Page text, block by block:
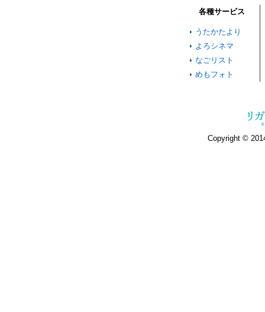
各種サービス
うたかたより
よろシネマ
なごリスト
めもフォト
Copyright ©